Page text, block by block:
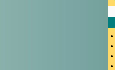
•
•
•
•